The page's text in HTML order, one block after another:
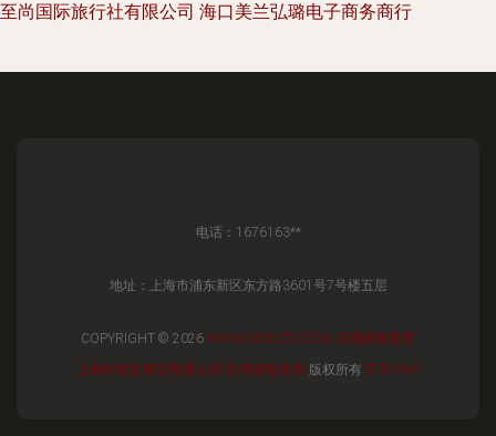
至尚国际旅行社有限公司 海口美兰弘璐电子商务商行
电话：1676163**
地址：上海市浦东新区东方路3601号7号楼五层
COPYRIGHT © 2026 WWW.GBPJLTD.COM 日用家电零售
上海钧德京商贸有限公司
日用家电零售 版权所有 SITEMAP